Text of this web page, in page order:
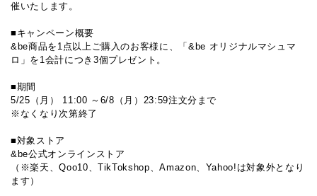
催いたします。
■キャンペーン概要
&be商品を1点以上ご購入のお客様に、「&be オリジナルマシュマ
ロ」を1会計につき3個プレゼント。
■期間
5/25（月） 11:00 ～6/8（月）23:59注文分まで
※なくなり次第終了
■対象ストア
&be公式オンラインストア
（※楽天、Qoo10、TikTokshop、Amazon、Yahoo!は対象外となり
ます）